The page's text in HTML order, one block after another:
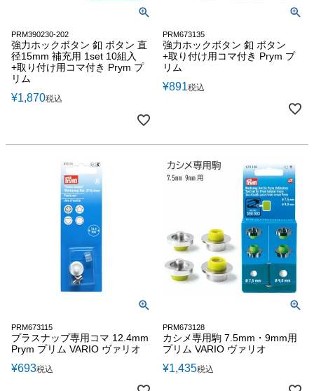
PRM390230-202
強力ホックボタン 釦 ボタン 直
径15mm 補充用 1set 10組入
+取り付け用コマ付き Prym プ
リム
¥1,870税込
PRM673135
強力ホックボタン 釦 ボタン
+取り付け用コマ付き Prym プ
リム
¥891税込
PRM673115
プラスナップ専用コマ 12.4mm
Prym プリム VARIO ヴァリオ
¥693税込
PRM673128
カシメ専用駒 7.5mm・9mm用
プリム VARIO ヴァリオ
¥1,435税込